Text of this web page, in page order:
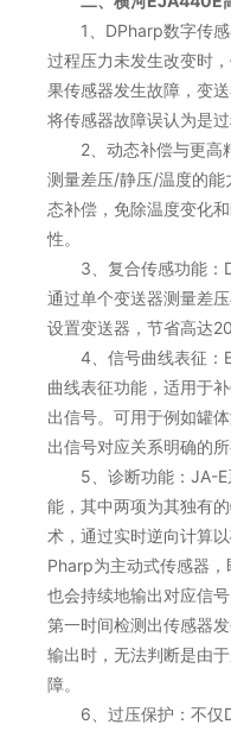
1、DPharp数字传感
过程压力未发生改变时
果传感器发生故障，变
将传感器故障误认为是过
2、动态补偿与更高
测量差压/静压/温度的能
态补偿，免除温度变化
性。
3、复合传感功能：
通过单个变送器测量差
设置变送器，节省高达
4、信号曲线表征：
曲线表征功能，适用于
出信号。可用于例如罐
出信号对应关系明确的
5、诊断功能：JA-E
能，其中两项为其独有
术，通过实时逆向计算
Pharp为主动式传感器
也会持续地输出对应信
第一时间检测出传感器
输出时，无法判断是由
障。
6、过压保护：不仅